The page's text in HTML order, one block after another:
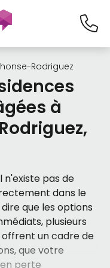
Rodriguez
à
n'existe pas de
dans le
que les options
plusieurs
offrent un cadre de
que votre
perte